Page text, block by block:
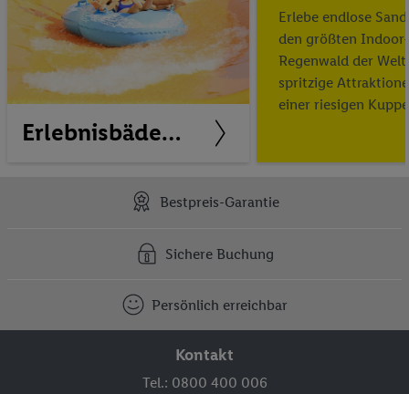
Erlebnisbäder mit Übernachtung
Erlebe endlose
den größten Indoor-
Regenwald der
spritzige
einer riesigen
Bestpreis-Garantie
Sichere Buchung
Persönlich erreichbar
Kontakt
Tel.: 0800 400 006